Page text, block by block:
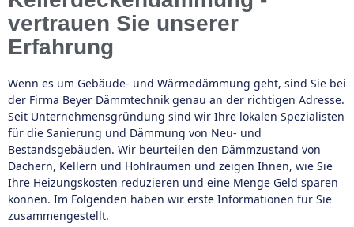
vertrauen Sie unserer
Erfahrung
Wenn es um Gebäude- und Wärmedämmung geht, sind Sie bei
der Firma Beyer Dämmtechnik genau an der richtigen Adresse.
Seit Unternehmensgründung sind wir Ihre lokalen Spezialisten
für die Sanierung und Dämmung von Neu- und
Bestandsgebäuden. Wir beurteilen den Dämmzustand von
Dächern, Kellern und Hohlräumen und zeigen Ihnen, wie Sie
Ihre Heizungskosten reduzieren und eine Menge Geld sparen
können. Im Folgenden haben wir erste Informationen für Sie
zusammengestellt.